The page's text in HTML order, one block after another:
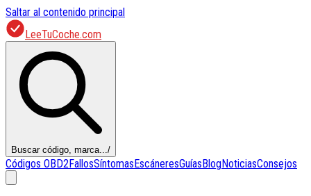
Saltar al contenido principal
LeeTuCoche.com
Buscar código, marca.../
Códigos OBD2FallosSíntomasEscáneresGuíasBlogNoticiasConsejos